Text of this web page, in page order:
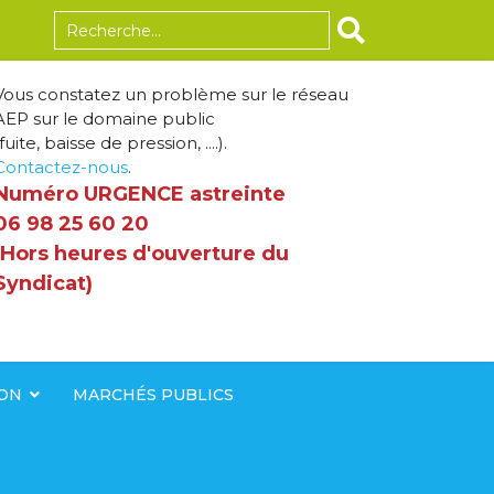
Rechercher
constatez un problème sur le réseau
sur le domaine public
baisse de pression, ....).
nous.
URGENCE astreinte
98 25 60 20
heures d'ouverture du
MARCHÉS PUBLICS